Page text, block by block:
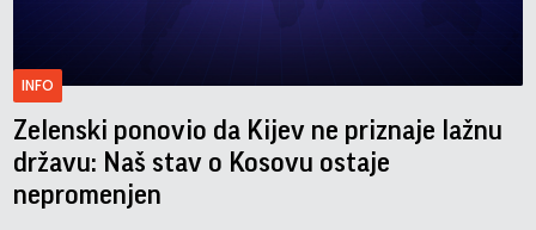
INFO
Zelenski ponovio da Kijev ne priznaje lažnu
državu: Naš stav o Kosovu ostaje
nepromenjen